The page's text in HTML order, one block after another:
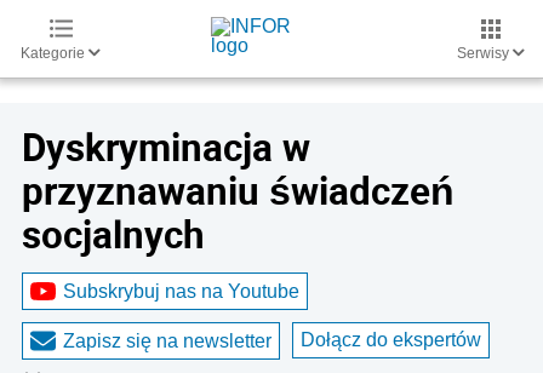
Kategorie Serwisy
Dyskryminacja w
przyznawaniu świadczeń
socjalnych
Subskrybuj nas na Youtube
Zapisz się na newsletter Dołącz do ekspertów